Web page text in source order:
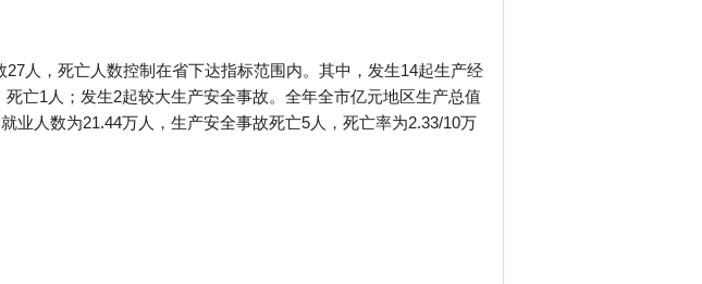
人，死亡人数控制在省下达指标范围内。其中，发生14起生产经
亡1人；发生2起较大生产安全事故。全年全市亿元地区生产总值
业人数为21.44万人，生产安全事故死亡5人，死亡率为2.33/10万